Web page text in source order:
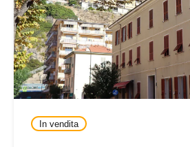
In vendita